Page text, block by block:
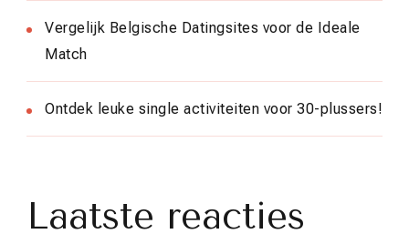
Vergelijk Belgische Datingsites voor de Ideale
Match
Ontdek leuke single activiteiten voor 30-plussers!
Laatste reacties